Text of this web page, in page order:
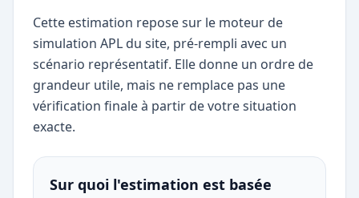
Cette estimation repose sur le moteur de
simulation APL du site, pré-rempli avec un
scénario représentatif. Elle donne un ordre de
grandeur utile, mais ne remplace pas une
vérification finale à partir de votre situation
exacte.
Sur quoi l'estimation est basée